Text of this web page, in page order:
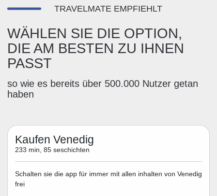
TRAVELMATE EMPFIEHLT
WÄHLEN SIE DIE OPTION,
DIE AM BESTEN ZU IHNEN
PASST
so wie es bereits über 500.000 Nutzer getan
haben
Kaufen Venedig
233 min, 85 seschichten
Schalten sie die app für immer mit allen inhalten von Venedig
frei